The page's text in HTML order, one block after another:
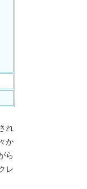
れ
か
ら
レ